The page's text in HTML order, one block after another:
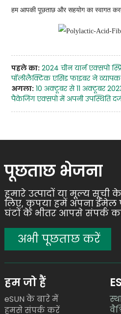
हम आपकी पूछताछ और सहयोग का स्वागत
पहले का: 2024 चीन यार्न एक्सपो
पॉलीलैक्टिक एसिड फाइबर ने
अगला: 10 अक्टूबर से 11 अक्टूबर
पैकेजिंग एक्सपो में अपनी उपस्थिति
पूछताछ भेजना
हमारे उत्पादों या मूल्य
लिए, कृपया हमें अपना ईमेल
घंटों के भीतर आपसे संपर्क
अभी पूछताछ करें
हम जो हैं
eSUN के बारे में
हमसे संपर्क करें